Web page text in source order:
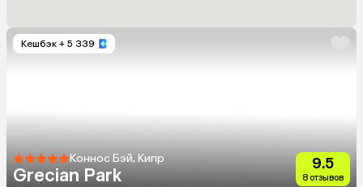
Кешбэк + 5 339
Коннос Бэй, Кипр
Grecian Park
9.5
8 отзывов